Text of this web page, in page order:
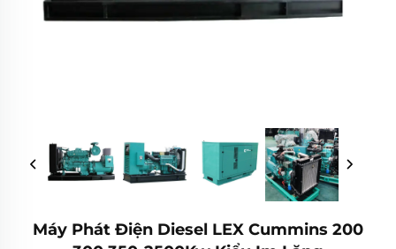
Máy Phát Điện Diesel LEX Cummins 200